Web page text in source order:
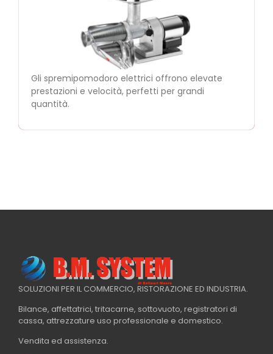
Gli spremipomodoro elettrici offrono elevate
prestazioni e velocità, perfetti per grandi
quantità.
Spremipomodoro elettrici
Ideali per uso intensivo, garantiscono lavorazione
continua, riducendo tempi e fatica.
SOLUZIONI PER IL COMMERCIO, RISTORAZIONE ED INDUSTRIA.
Bilance, affettatrici, tritacarne, sottovuoto, registratori di
cassa, attrezzature uso professionale e domestico.
Vendita ed assistenza.